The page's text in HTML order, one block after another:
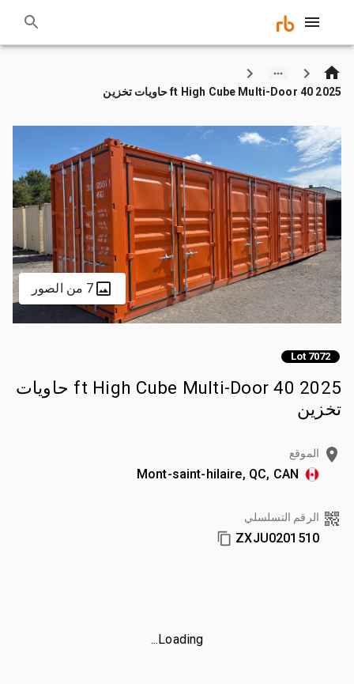
2025 40 ft High Cube Multi-Door حاويات تخزين
7 من الصور
Lot 7072
2025 40 ft High Cube Multi-Door حاويات
تخزين
الموقع
Mont-saint-hilaire, QC, CAN
الرقم التسلسلي
ZXJU0201510
Loading...